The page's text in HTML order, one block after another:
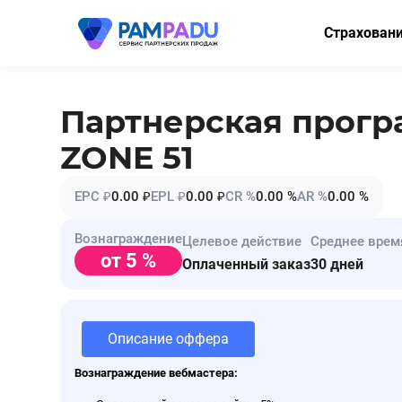
Мини-КАСКО
Партнерская
ZONE 51
EPC ₽0.00 ₽EPL ₽0.00 ₽CR %0.00 %AR %0.00 %
Вознаграждение
от 5 %
Целевое действие
Оплаченный заказ
Среднее
30 дней
Описание оффера
Вознаграждение вебмастера: